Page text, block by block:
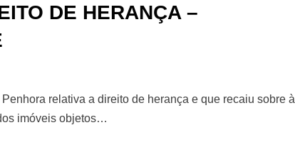
DE HERANÇA –
relativa a direito de herança e que recaiu sobre à
imóveis objetos…